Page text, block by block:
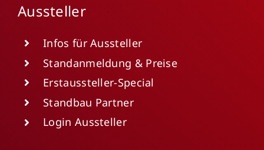
Aussteller
Infos für Aussteller
Standanmeldung & Preise
Erstaussteller-Special
Standbau Partner
Login Aussteller